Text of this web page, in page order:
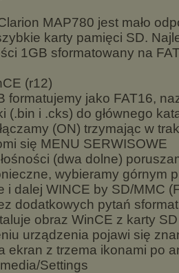
MAP780 jest mało
karty pamięci SD.
1GB sformatowany na
(r12)
formatujemy jako FAT16,
(.bin i .cks) do głównego
(ON) trzymając w
się MENU SERWISOWE
(dwa dolne)
wybieramy górnym
i dalej WINCE by SD/MMC
dodatkowych pytań
obraz WinCE z karty
urządzenia pojawi się
ekran z trzema ikonami po
Settings